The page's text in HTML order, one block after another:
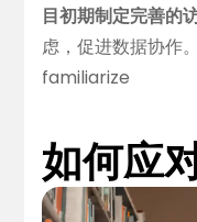
目初期制定完善的
虑，促进数据协作。
familiarize
如何应